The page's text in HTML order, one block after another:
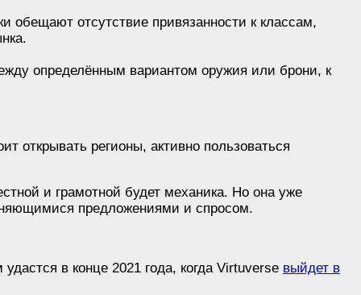
обещают отсутствие привязанности к классам,
определённым вариантом оружия или брони, к
открывать регионы, активно пользоваться
и грамотной будет механика. Но она уже
предложениями и спросом.
в конце 2021 года, когда Virtuverse выйдет в